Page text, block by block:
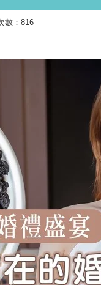
數：816